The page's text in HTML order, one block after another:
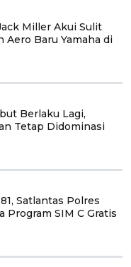
Miller Akui Sulit
Aero Baru Yamaha di
Berlaku Lagi,
Tetap Didominasi
Satlantas Polres
Program SIM C Gratis